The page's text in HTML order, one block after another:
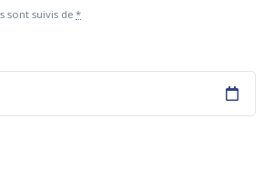
sont suivis de *